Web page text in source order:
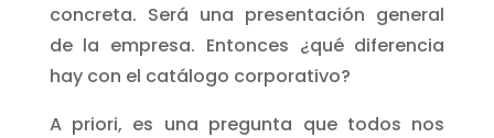
concreta. Será una presentación general
de la empresa. Entonces ¿qué diferencia
hay con el catálogo corporativo?
A priori, es una pregunta que todos nos